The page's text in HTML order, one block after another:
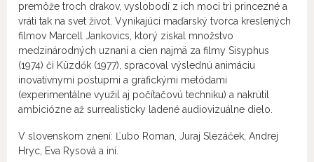
premôže troch drakov, vyslobodí z ich moci tri princezné a
vráti tak na svet život. Vynikajúci maďarský tvorca kreslených
filmov Marcell Jankovics, ktorý získal množstvo
medzinárodných uznaní a cien najmä za filmy Sisyphus
(1974) či Küzdők (1977), spracoval výslednú animáciu
inovatívnymi postupmi a grafickými metódami
(experimentálne využil aj počítačovú techniku) a nakrútil
ambiciózne až surrealisticky ladené audiovizuálne dielo.
V slovenskom znení: Ľubo Roman, Juraj Slezáček, Andrej
Hryc, Eva Rysová a iní.